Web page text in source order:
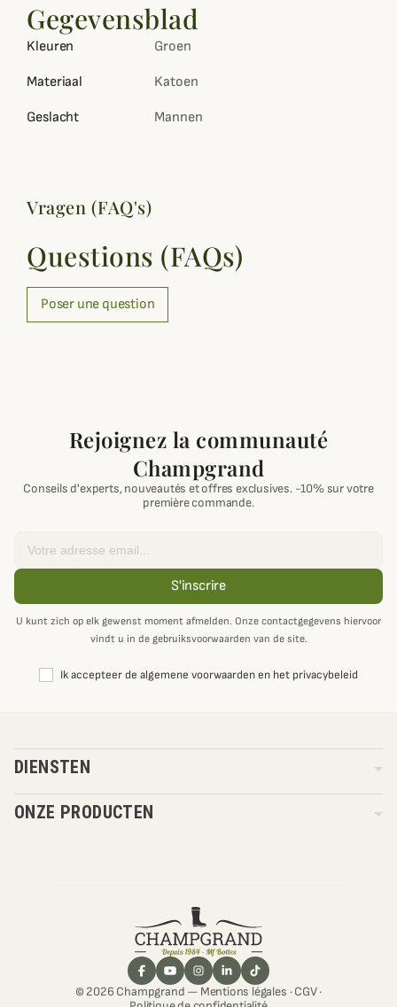
Gegevensblad
Kleuren Groen
Materiaal Katoen
Geslacht Mannen
Vragen (FAQ's)
Questions (FAQs)
Poser une question
Rejoignez la communauté
Champgrand
Conseils d'experts, nouveautés et offres exclusives. -10% sur votre
première commande.
S'inscrire
U kunt zich op elk gewenst moment afmelden. Onze contactgegevens hiervoor
vindt u in de gebruiksvoorwaarden van de site.
Ik accepteer de algemene voorwaarden en het privacybeleid
DIENSTEN
ONZE PRODUCTEN
© 2026 Champgrand — Mentions légales ·CGV·